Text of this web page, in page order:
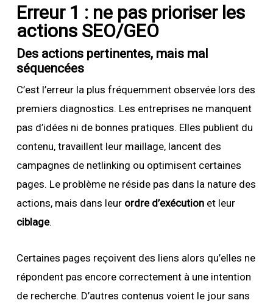
Erreur 1 : ne pas prioriser les
actions SEO/GEO
Des actions pertinentes, mais mal
séquencées
C’est l’erreur la plus fréquemment observée lors des
premiers diagnostics. Les entreprises ne manquent
pas d’idées ni de bonnes pratiques. Elles publient du
contenu, travaillent leur maillage, lancent des
campagnes de netlinking ou optimisent certaines
pages. Le problème ne réside pas dans la nature des
actions, mais dans leur ordre d’exécutionet leur
ciblage.
Certaines pages reçoivent des liens alors qu’elles ne
répondent pas encore correctement à une intention
de recherche. D’autres contenus voient le jour sans